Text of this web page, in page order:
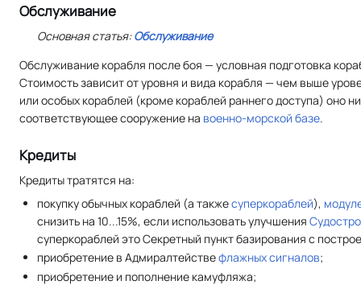
Обслуживание
Основная статья:Обслуживание
Обслуживание корабля после боя — условная подготовка
Стоимость зависит от уровня и вида корабля — чем выше
или особых кораблей (кроме кораблей раннего доступа) оно
соответствующее сооружение на военно-морской базе.
Кредиты
Кредиты тратятся на:
покупку обычных кораблей (а такжесуперкораблей),
снизить на 10...15%, если использовать улучшения
суперкораблей это Секретный пункт базирования с
приобретение в Адмиралтействефлажных сигналов;
приобретение и пополнение камуфляжа;